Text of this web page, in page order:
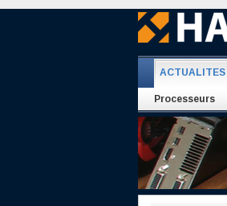
ACTUALITES
Processeurs